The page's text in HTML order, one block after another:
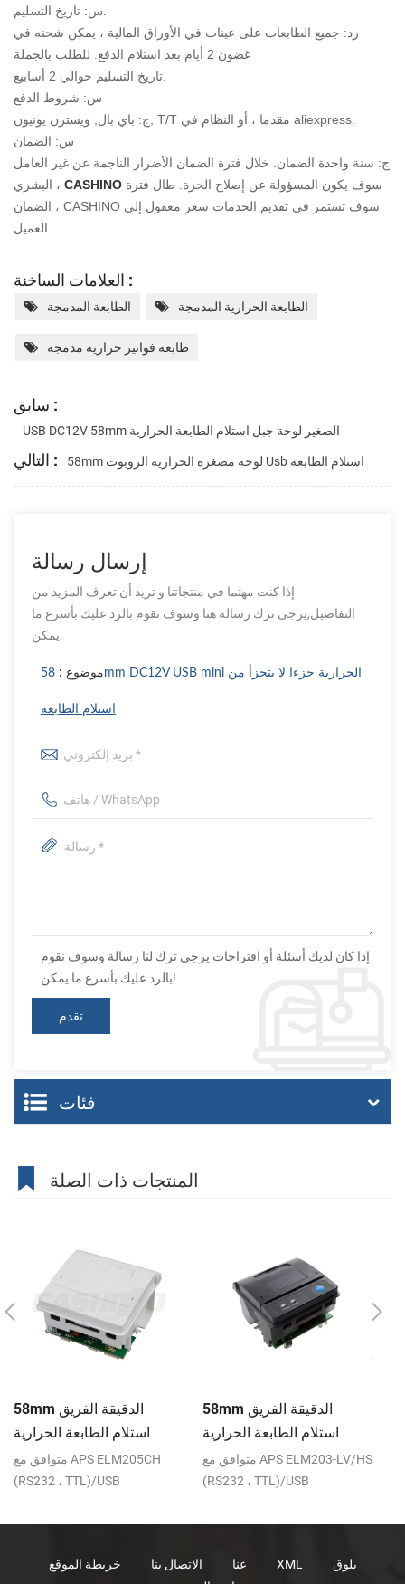
رد: جميع الطابعات على عينات في الأوراق المالية ، يمكن شحنه في
غضون 2 أيام بعد استلام الدفع. للطلب بالجملة
س: شروط الدفع
ج: باي بال, ويسترن يونيون, T/T مقدما ، أو النظام في aliexpress.
س: الضمان
ج: سنة واحدة الضمان. خلال فترة الضمان الأضرار الناجمة عن غير العامل
البشري ، CASHINO سوف يكون المسؤولة عن إصلاح الحرة. طال فترة
الضمان ، CASHINO سوف تستمر في تقديم الخدمات سعر معقول إلى
العلامات الساخنة :
الطابعة المدمجة الطابعة الحرارية المدمجة
طابعة فواتير حرارية مدمجة
سابق :
USB DC12V 58mm الصغير لوحة جبل استلام الطابعة الحرارية
التالي : 58mm لوحة مصغرة الحرارية الروبوت Usb استلام الطابعة
إرسال رسالة
إذا كنت مهتما في منتجاتنا و تريد أن تعرف المزيد من
التفاصيل,يرجى ترك رسالة هنا وسوف نقوم بالرد عليك بأسرع ما
يمكن.
موضوع : 58mm DC12V USB mini الحرارية جزءا لا يتجزأ من
استلام الطابعة
إذا كان لديك أسئلة أو اقتراحات يرجى ترك لنا رسالة وسوف نقوم
بالرد عليك بأسرع ما يمكن!
فئات
المنتجات ذات الصلة
58mm الدقيقة الفريق
استلام الطابعة الحرارية
CSN-A1
متوافق مع APS ELM205CH
(RS232 ، TTL)/USB
58mm الدقيقة الفريق
استلام الطابعة الحرارية
CSN-A1K
متوافق مع APS ELM203-LV/HS
(RS232 ، TTL)/USB
عنا الاتصال بنا خريطة الموقع XML
بلوق